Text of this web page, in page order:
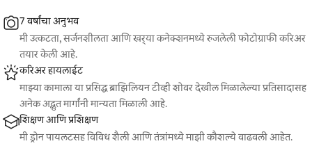
7 वर्षांचा अनुभव
मी उत्कटता, सर्जनशीलता आणि खर्‍या कनेक्शनमध्ये रुजलेली फोटोग्राफी करिअर
तयार केली आहे.
करिअर हायलाईट
माझ्या कामाला या प्रसिद्ध ब्राझिलियन टीव्ही शोवर देखील मिळालेल्या प्रतिसादासह
अनेक अद्भुत मार्गांनी मान्यता मिळाली आहे.
शिक्षण आणि प्रशिक्षण
मी ड्रोन पायलटसह विविध शैली आणि तंत्रांमध्ये माझी कौशल्ये वाढवली आहेत.